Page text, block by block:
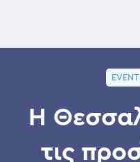
Η
τις